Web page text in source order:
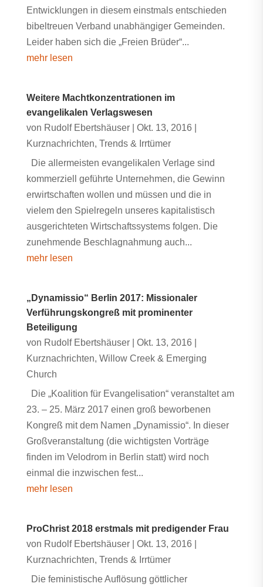
Entwicklungen in diesem einstmals entschieden
bibeltreuen Verband unabhängiger Gemeinden.
Leider haben sich die „Freien Brüder“...
mehr lesen
Weitere Machtkonzentrationen im
evangelikalen Verlagswesen
von Rudolf Ebertshäuser| Okt. 13, 2016
Kurznachrichten, Trends & Irrtümer
Die allermeisten evangelikalen Verlage sind
kommerziell geführte Unternehmen, die Gewinn
erwirtschaften wollen und müssen und die in
vielem den Spielregeln unseres kapitalistisch
ausgerichteten Wirtschaftssystems folgen. Die
zunehmende Beschlagnahmung auch...
mehr lesen
„Dynamissio“ Berlin 2017: Missionaler
Verführungskongreß mit prominenter
Beteiligung
von Rudolf Ebertshäuser| Okt. 13, 2016
Kurznachrichten, Willow Creek & Emerging
Church
Die „Koalition für Evangelisation“ veranstaltet am
23. – 25. März 2017 einen groß beworbenen
Kongreß mit dem Namen „Dynamissio“. In dieser
Großveranstaltung (die wichtigsten Vorträge
finden im Velodrom in Berlin statt) wird noch
einmal die inzwischen fest...
mehr lesen
ProChrist 2018 erstmals mit predigender Frau
von Rudolf Ebertshäuser| Okt. 13, 2016
Kurznachrichten, Trends & Irrtümer
Die feministische Auflösung göttlicher